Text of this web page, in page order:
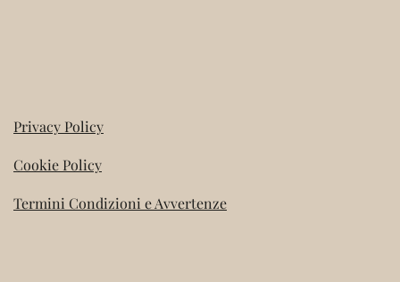
Privacy Policy
Cookie Policy
Termini Condizioni e Avvertenze